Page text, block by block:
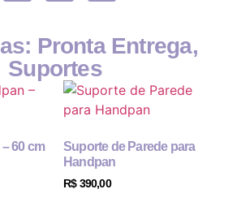
Pronta Entrega,
Suportes
60 cm
Suporte de Parede para
Handpan
R$390,00